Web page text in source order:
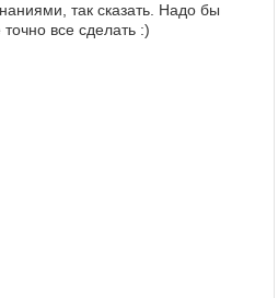
так сказать. Надо бы
все сделать :)